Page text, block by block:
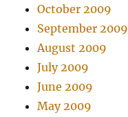
October 2009
September 2009
August 2009
July 2009
June 2009
May 2009